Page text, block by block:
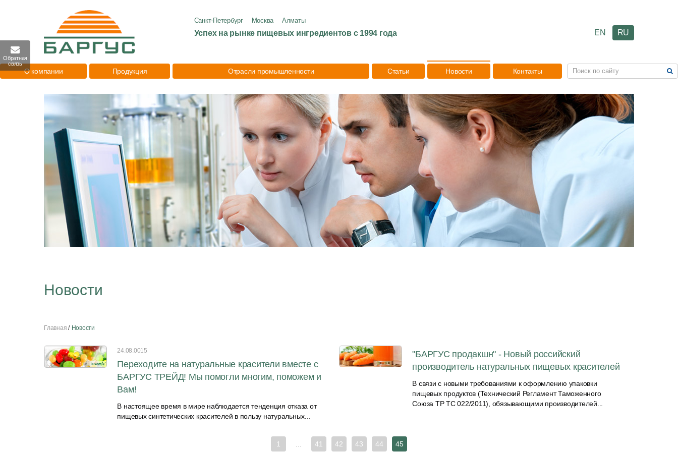
Санкт-Петербург Москва Алматы
Успех на рынке пищевых ингредиентов с 1994 года EN RU
О компании Продукция Отрасли промышленности Статьи Новости Контакты
Новости
Главная Новости
24.08.0015
Переходите на натуральные красители вместе с
БАРГУС ТРЕЙД! Мы помогли многим, поможем и
Вам!
В настоящее время в мире наблюдается тенденция отказа от
пищевых синтетических красителей в пользу натуральных...
"БАРГУС продакшн" - Новый российский
производитель натуральных пищевых красителей
В связи с новыми требованиями к оформлению упаковки
пищевых продуктов (Технический Регламент Таможенного
Союза ТР ТС 022/2011), обязывающими производителей...
1 41 42 43 44 45
Обратная
связь